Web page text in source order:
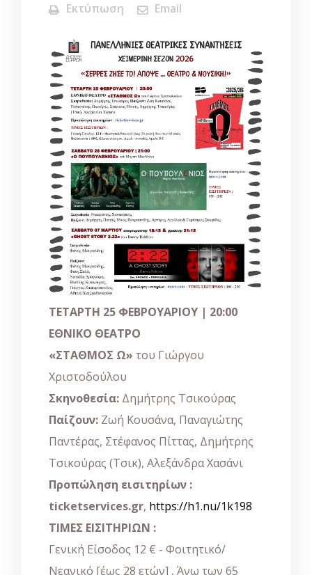
Εκτύπωση Email
ΤΕΤΑΡΤΗ 25 ΦΕΒΡΟΥΑΡΙΟΥ | 20:00
ΕΘΝΙΚΟ ΘΕΑΤΡΟ
«ΣΤΑΘΜΟΣ Ω» του Γιώργου
Χριστοδούλου
Σκηνοθεσία: Δημήτρης Τσικούρας
Παίζουν: Ζωή Κουσάνα, Παναγιώτης
Παντέρας, Στέφανος Πίττας, Δημήτρης
Τσικούρας (Τσικ), Αλεξάνδρα Χασάνι
Προπώληση εισιτηρίων :
ticketservices.gr, https://h1.nu/1k198
ΤΙΜΕΣ ΕΙΣΙΤΗΡΙΩΝ :
Γενική Είσοδος 12 € - Φοιτητικό/
Νεανικό [έως 28 ετών] , Άνω των 65